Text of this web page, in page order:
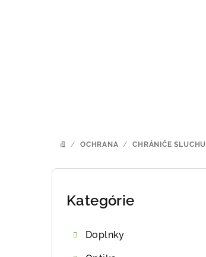
DOMOV
/ OCHRANA / CHRÁNIČE SLUCHU
B
Preskočiť
Kategórie
Doplnky